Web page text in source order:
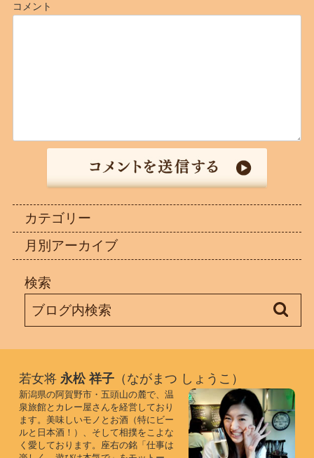
若女将 永松 祥子（ながまつ しょうこ）
新潟県の阿賀野市・五頭山の麓で、温
泉旅館とカレー屋さんを経営しており
ます。美味しいモノとお酒（特にビー
ルと日本酒！）、そして相撲をこよな
く愛しております。座右の銘「仕事は
コメント
カテゴリー
月別アーカイブ
検索